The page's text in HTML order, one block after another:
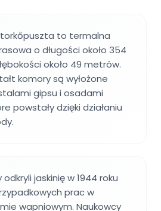
to termalna
o długości około 354
około 49 metrów.
komory są wyłożone
gipsu i osadami
powstały dzięki działaniu
jaskinię w 1944 roku
prac w
wapniowym. Naukowcy